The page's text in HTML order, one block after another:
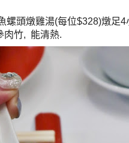
螺頭燉雞湯(每位$328)燉足4
肉竹, 能清熱.